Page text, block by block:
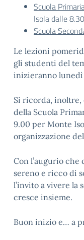
Scuola
Isola dalle
Scuola
Le lezioni
gli studenti del
inizieranno lunedì
Si ricorda, inoltre,
della Scuola
9.00 per Monte
organizzazione
Con l’augurio che
sereno e ricco di
l’invito a vivere la
cresce insieme.
Buon inizio e… a